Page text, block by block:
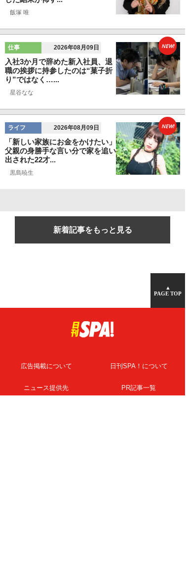
飯塚 唯
仕事 2026年08月09日
入社3か月で辞めた新入社員、退
職の挨拶に持参したのは“菓子折
り”ではなく…...
星谷なな
NEW!
ライフ 2026年08月09日
「新しい家族にお金をかけたい」
父親の身勝手な言い分で家を追い
出された22才...
黒島暁生
NEW!
新着記事をもっと見る
▲
PAGE TOP
広告掲載について 日刊SPA！について
ニュース提供先 PR記事一覧